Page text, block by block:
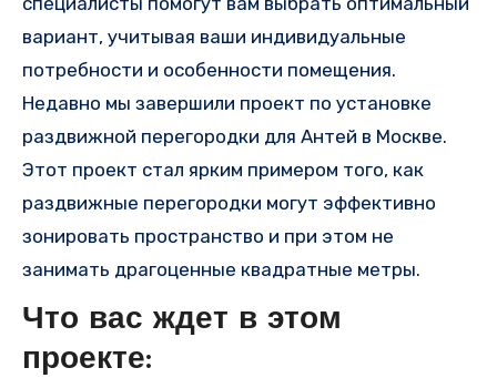
вариант, учитывая ваши индивидуальные
потребности и особенности помещения.
Недавно мы завершили проект по установке
раздвижной перегородки для Антей в Москве.
Этот проект стал ярким примером того, как
раздвижные перегородки могут эффективно
зонировать пространство и при этом не
занимать драгоценные квадратные метры.
Что вас ждет в этом
проекте: